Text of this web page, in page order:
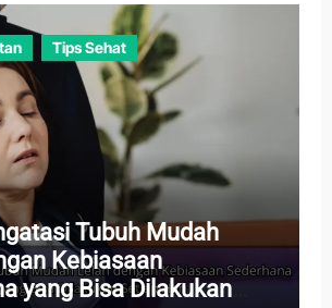
Tips Sehat
Tubuh Mudah
Kebiasaan
yang Bisa Dilakukan